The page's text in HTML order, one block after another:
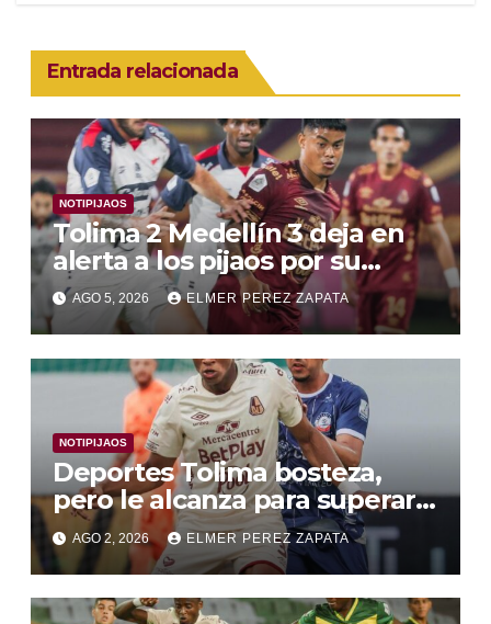
Entrada relacionada
NOTIPIJAOS
Tolima 2 Medellín 3 deja en
alerta a los pijaos por su
fútbol irregular
AGO 5, 2026 ELMER PEREZ ZAPATA
NOTIPIJAOS
Deportes Tolima bosteza,
pero le alcanza para superar a
Alianza Valledupar 2 A 1
AGO 2, 2026 ELMER PEREZ ZAPATA